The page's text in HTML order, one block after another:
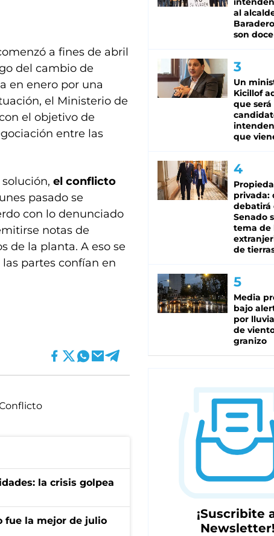
a fines de abril
del cambio de
en enero por una
el Ministerio de
el objetivo de
entre las
el conflicto
pasado se
con lo denunciado
notas de
de la planta. A eso se
partes confían en
la crisis golpea
fue la mejor de julio
al
son doce
Un
Kicillof
que será
que
privada:
debatirá
Senado
tema de
de
Media
bajo
por
de
granizo
¡Suscribite
Newsletter!